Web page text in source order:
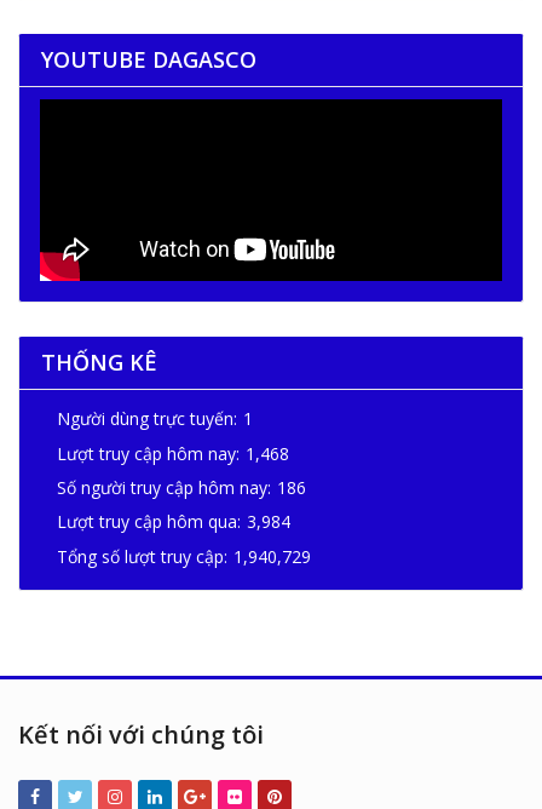
YOUTUBE DAGASCO
THỐNG KÊ
Người dùng trực tuyến: 1
Lượt truy cập hôm nay: 1,468
Số người truy cập hôm nay: 186
Lượt truy cập hôm qua: 3,984
Tổng số lượt truy cập: 1,940,729
Kết nối với chúng tôi